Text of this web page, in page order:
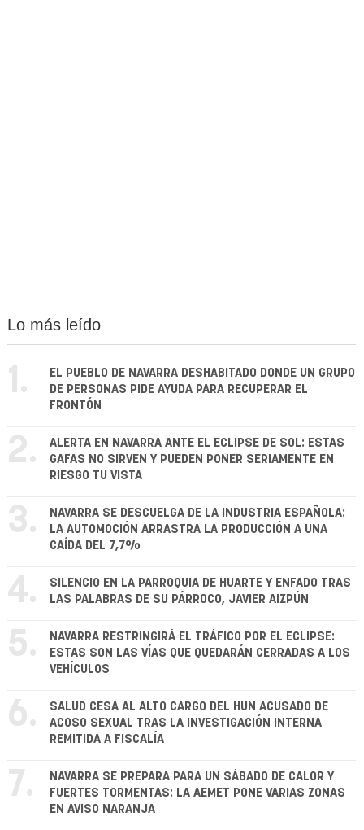
Lo más leído
1.
EL PUEBLO DE NAVARRA DESHABITADO DONDE UN GRUPO
DE PERSONAS PIDE AYUDA PARA RECUPERAR EL
FRONTÓN
2.
ALERTA EN NAVARRA ANTE EL ECLIPSE DE SOL: ESTAS
GAFAS NO SIRVEN Y PUEDEN PONER SERIAMENTE EN
RIESGO TU VISTA
3.
NAVARRA SE DESCUELGA DE LA INDUSTRIA ESPAÑOLA:
LA AUTOMOCIÓN ARRASTRA LA PRODUCCIÓN A UNA
CAÍDA DEL 7,7%
4.
SILENCIO EN LA PARROQUIA DE HUARTE Y ENFADO TRAS
LAS PALABRAS DE SU PÁRROCO, JAVIER AIZPÚN
5.
NAVARRA RESTRINGIRÁ EL TRÁFICO POR EL ECLIPSE:
ESTAS SON LAS VÍAS QUE QUEDARÁN CERRADAS A LOS
VEHÍCULOS
6.
SALUD CESA AL ALTO CARGO DEL HUN ACUSADO DE
ACOSO SEXUAL TRAS LA INVESTIGACIÓN INTERNA
REMITIDA A FISCALÍA
7.
NAVARRA SE PREPARA PARA UN SÁBADO DE CALOR Y
FUERTES TORMENTAS: LA AEMET PONE VARIAS ZONAS
EN AVISO NARANJA